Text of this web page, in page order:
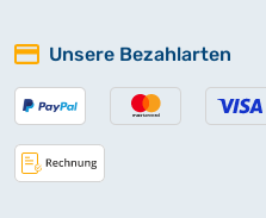
Unsere Bezahlarten